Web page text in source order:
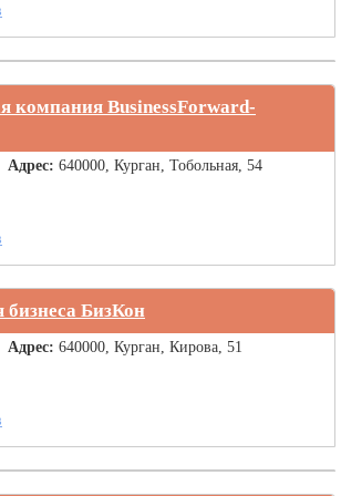
компания BusinessForward-
Адрес: 640000, Курган, Тобольная, 54
бизнеса БизКон
Адрес: 640000, Курган, Кирова, 51